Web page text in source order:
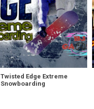
Twisted Edge Extreme
Snowboarding